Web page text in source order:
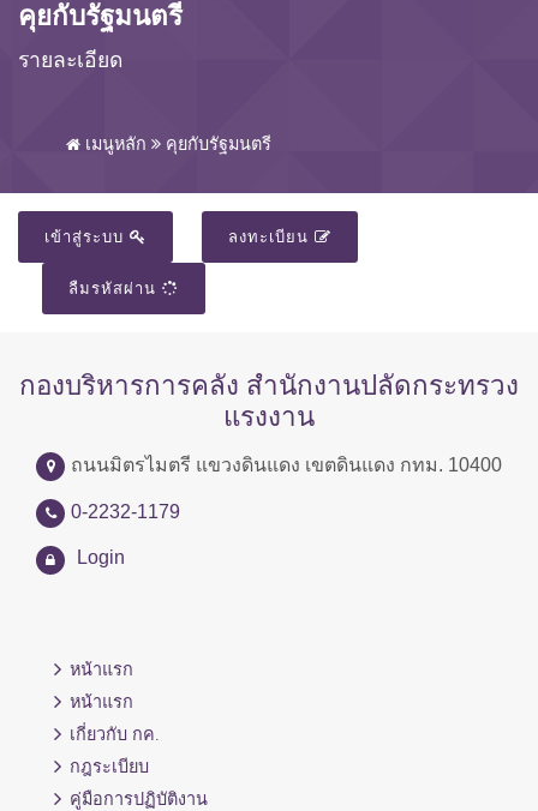
คุยกับรัฐมนตรี
รายละเอียด
เมนูหลัก คุยกับรัฐมนตรี
เข้าสู่ระบบ ลงทะเบียน
ลืมรหัสผ่าน
กองบริหารการคลัง สำนักงานปลัดกระทรวง
แรงงาน
ถนนมิตรไมตรี แขวงดินแดง เขตดินแดง กทม. 10400
0-2232-1179
Login
หน้าแรก
หน้าแรก
เกี่ยวกับ กค.
กฎระเบียบ
คู่มือการปฏิบัติงาน